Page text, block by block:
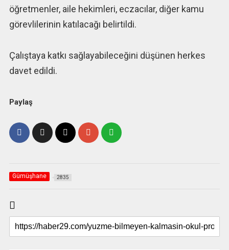
öğretmenler, aile hekimleri, eczacılar, diğer kamu
görevlilerinin katılacağı belirtildi.
Çalıştaya katkı sağlayabileceğini düşünen herkes
davet edildi.
Paylaş
Gümüşhane 2835